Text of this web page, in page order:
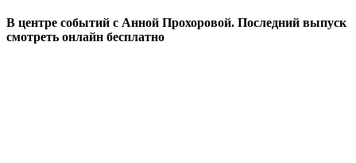
В центре событий с Анной Прохоровой. Последний выпуск
смотреть онлайн бесплатно